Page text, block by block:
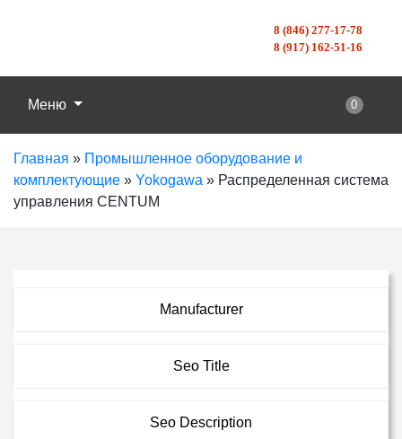
8 (846) 277-17-78
8 (917) 162-51-16
Меню 0
Главная » Промышленное оборудование и
комплектующие » Yokogawa » Распределенная система
управления CENTUM
Manufacturer
Seo Title
Seo Description